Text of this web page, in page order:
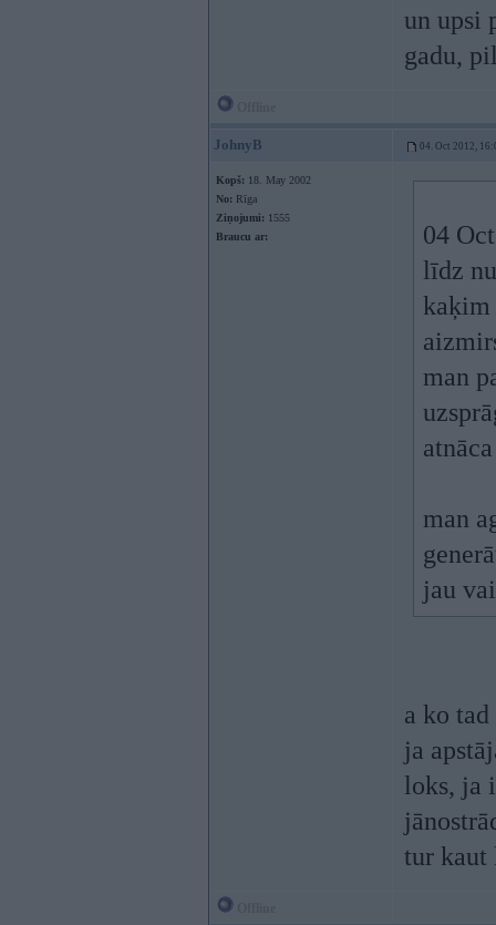
un upsi
gadu,
JohnyB 04. Oct 2012,
Kopš: 18. May 2002
No: Rīga
Ziņojumi: 1555
Braucu ar:
04
līdz
kaķim
man
man
jau
a ko tad
ja
loks, ja
tur kaut